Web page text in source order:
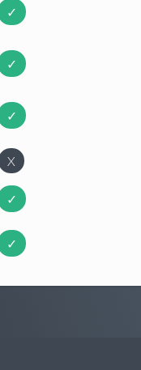
✓
✓
✓
X
✓
✓